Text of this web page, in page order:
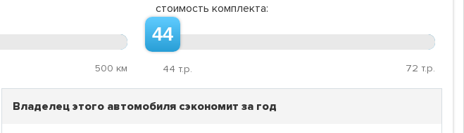
500 км
стоимость комплекта:
44
44 т.р. 72 т.р.
Владелец этого автомобиля сэкономит за год